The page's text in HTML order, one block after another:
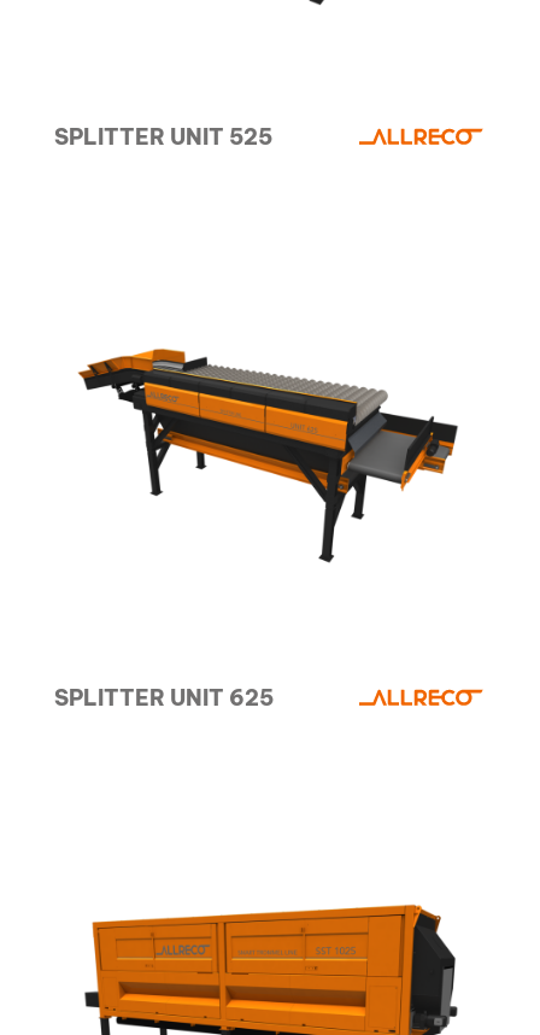
SPLITTER UNIT 525
SPLITTER UNIT 625